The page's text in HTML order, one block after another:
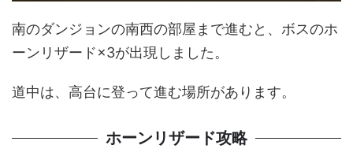
南のダンジョンの南西の部屋まで進むと、ボスのホ
ーンリザード×3が出現しました。
道中は、高台に登って進む場所があります。
ホーンリザード攻略